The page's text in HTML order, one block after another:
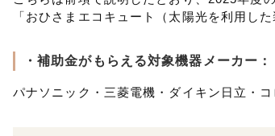
「おひさまエコキュート（太陽光を利用し
・補助金がもらえる対象機器メーカー：
パナソニック・三菱電機・ダイキン日立・コ